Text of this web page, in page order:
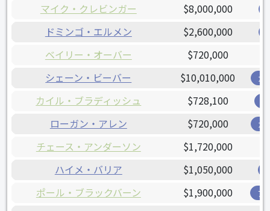
マイク・クレビンガー $8,000,000
ドミンゴ・エルメン $2,600,000
ベイリー・オーバー $720,000
シェーン・ビーバー $10,010,000 ガ
カイル・ブラディッシュ $728,100
ローガン・アレン $720,000 ガ
チェース・アンダーソン
$1,720,000
ハイメ・バリア
$1,050,000
ポール・ブラックバーン $1,900,000 ア